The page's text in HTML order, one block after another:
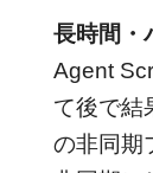
長時間・
Agent
て後で結
の非同期